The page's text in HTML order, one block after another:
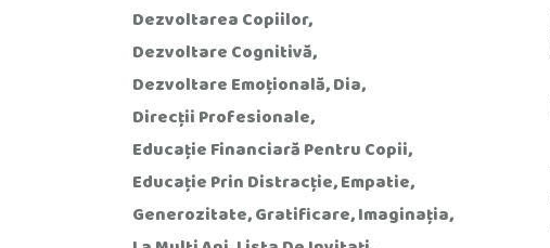
Dezvoltarea Copiilor
Dezvoltare Cognitivă
Dezvoltare Emoțională Dia
Direcții Profesionale
Educație Financiară Pentru Copii
Educație Prin Distracție Empatie
Generozitate Gratificare Imaginația